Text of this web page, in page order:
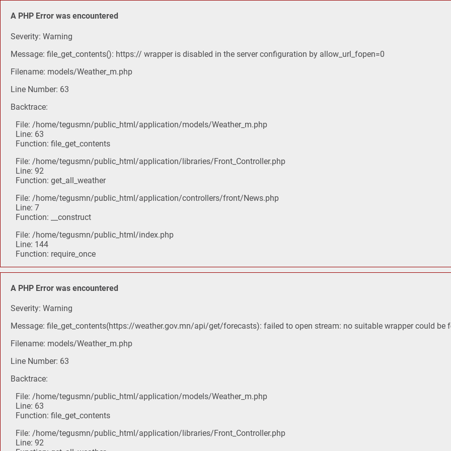
A PHP Error was encountered
Severity: Warning
Message: file_get_contents(): https:// wrapper is disabled in the server configuration by allow_url_fopen=0
Filename: models/Weather_m.php
Line Number: 63
Backtrace:
File: /home/tegusmn/public_html/application/models/Weather_m.php
Line: 63
Function: file_get_contents
File: /home/tegusmn/public_html/application/libraries/Front_Controller.php
Line: 92
Function: get_all_weather
File: /home/tegusmn/public_html/application/controllers/front/News.php
Line: 7
Function: __construct
File: /home/tegusmn/public_html/index.php
Line: 144
Function: require_once
A PHP Error was encountered
Severity: Warning
Message: file_get_contents(https://weather.gov.mn/api/get/forecasts): failed to open stream: no suitable wrapper could be
Filename: models/Weather_m.php
Line Number: 63
Backtrace:
File: /home/tegusmn/public_html/application/models/Weather_m.php
Line: 63
Function: file_get_contents
File: /home/tegusmn/public_html/application/libraries/Front_Controller.php
Line: 92